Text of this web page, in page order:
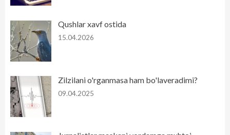
Qushlar xavf ostida
15.04.2026
Zilzilani o'rganmasa ham bo'laveradimi?
09.04.2025